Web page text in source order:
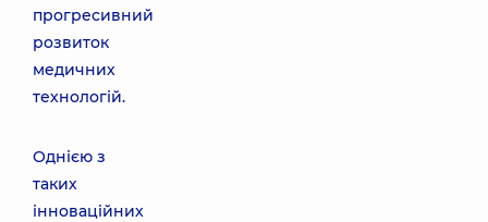
прогресивний
розвиток
медичних
технологій.
Однією з
таких
інноваційних